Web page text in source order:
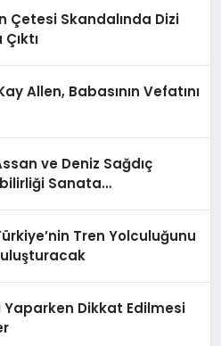
Çetesi Skandalında Dizi
Allen, Babasının Vefatını
ve Deniz Sağdıç
Sanata
Tren Yolculuğunu
Yaparken Dikkat Edilmesi